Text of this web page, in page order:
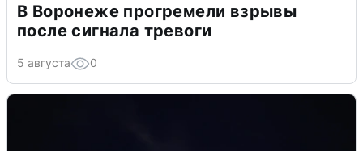
В Воронеже прогремели взрывы
после сигнала тревоги
5 августа 0